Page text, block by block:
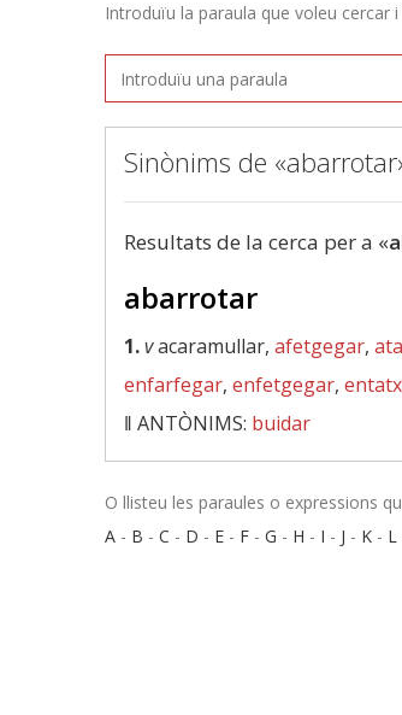
Introduïu la paraula que voleu cercar
Sinònims de
Resultats de la cerca per a «
abarrotar
1.vacaramullar, afetgegar,
enfarfegar, enfetgegar,
‖ ANTÒNIMS: buidar
O llisteu les paraules o expressions
A - B - C - D - E - F - G - H - I - J - K - L